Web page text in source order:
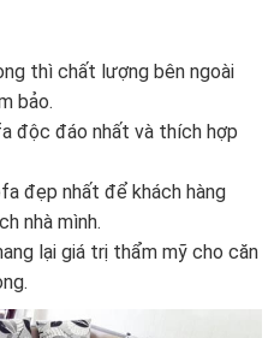
thì chất lượng bên ngoài
bảo.
độc đáo nhất và thích hợp
đẹp nhất để khách hàng
nhà mình.
lại giá trị thẩm mỹ cho căn